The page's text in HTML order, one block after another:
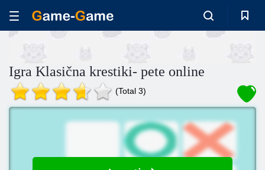
Igra Klasična krestiki- pete online
(Total 3)